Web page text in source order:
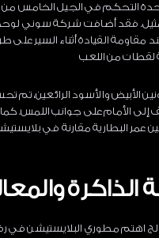
التحكم في الجيل الخامس من
فقد أضافت شركة سوني
عند مقاومة القيادة أثناء السير
لقطات من اللعب
الأبيض والأسود
عمر البطارية مقارنة في
اهتم مطوري البلايستيشن